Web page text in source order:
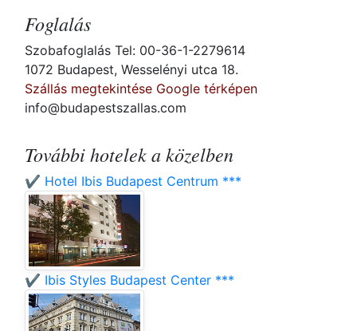
Foglalás
Szobafoglalás Tel: 00-36-1-2279614
1072 Budapest, Wesselényi utca 18.
Szállás megtekintése Google térképen
info@budapestszallas.com
További hotelek a közelben
✔️ Hotel Ibis Budapest Centrum ***
✔️ Ibis Styles Budapest Center ***